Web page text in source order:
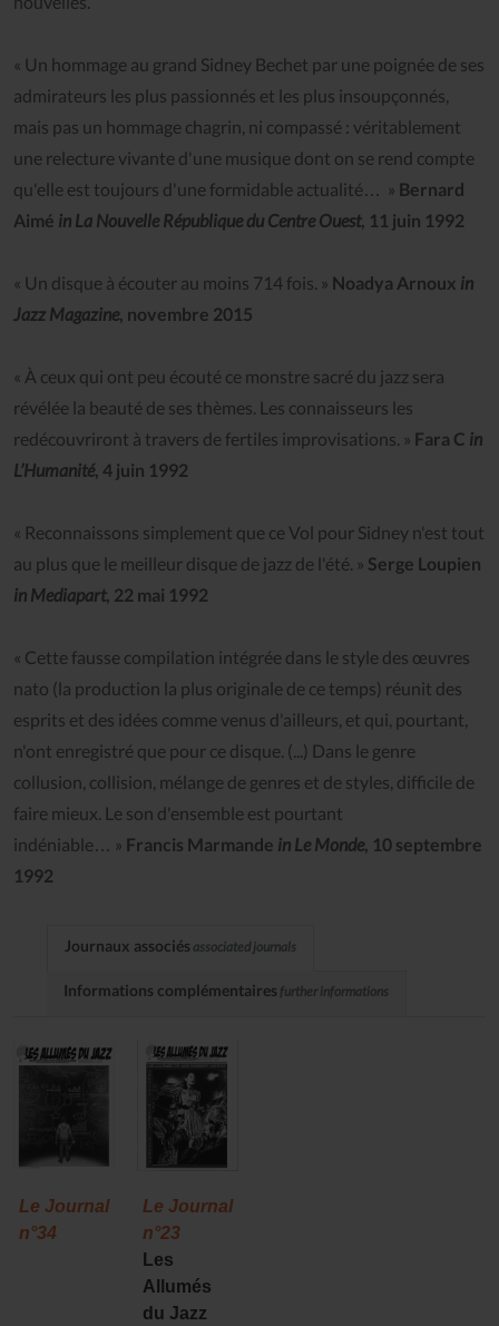
« Un hommage au grand Sidney Bechet par une poignée de ses
admirateurs les plus passionnés et les plus insoupçonnés,
mais pas un hommage chagrin, ni compassé : véritablement
une relecture vivante d'une musique dont on se rend compte
qu'elle est toujours d'une formidable actualité… » Bernard
Aimé in La Nouvelle République du Centre Ouest, 11 juin 1992
« Un disque à écouter au moins 714 fois. » Noadya Arnoux in
Jazz Magazine, novembre 2015
« À ceux qui ont peu écouté ce monstre sacré du jazz sera
révélée la beauté de ses thèmes. Les connaisseurs les
redécouvriront à travers de fertiles improvisations. » Fara C in
L’Humanité, 4 juin 1992
« Reconnaissons simplement que ce Vol pour Sidney n'est tout
au plus que le meilleur disque de jazz de l'été. » Serge Loupien
in Mediapart, 22 mai 1992
« Cette fausse compilation intégrée dans le style des œuvres
nato (la production la plus originale de ce temps) réunit des
esprits et des idées comme venus d'ailleurs, et qui, pourtant,
n'ont enregistré que pour ce disque. (...) Dans le genre
collusion, collision, mélange de genres et de styles, difficile de
faire mieux. Le son d'ensemble est pourtant
indéniable… » Francis Marmande in Le Monde, 10 septembre
1992
Journaux associés associated journals
Informations complémentaires further informations
Le Journal
n°34
Le Journal
n°23
Les
Allumés
du Jazz